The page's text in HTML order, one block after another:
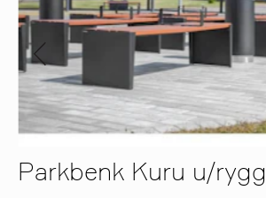
produkter
om oss
kontakt
Parkbenk Kuru u/rygg